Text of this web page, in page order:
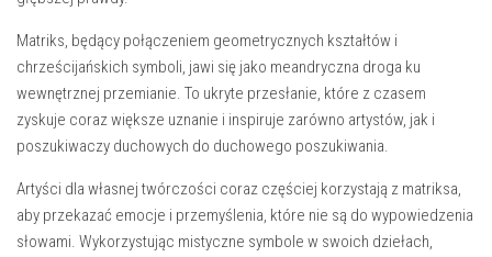
Matriks, będący połączeniem⁤ geometrycznych kształtów i
chrześcijańskich symboli, ⁣jawi się jako ⁤meandryczna droga ku
wewnętrznej przemianie. To ukryte przesłanie, które z czasem
zyskuje coraz większe uznanie i ⁤inspiruje zarówno artystów, jak⁢ i
poszukiwaczy duchowych do duchowego poszukiwania.
Artyści dla własnej twórczości coraz częściej korzystają ⁤z⁤ matriksa,⁣
aby przekazać emocje i przemyślenia, które nie są do ⁢wypowiedzenia
słowami. Wykorzystując mistyczne symbole w swoich dziełach,